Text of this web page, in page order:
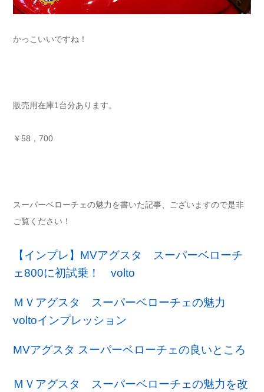
かっこいいですね！
販売用在庫1台分あります。
￥58，700
スーパーベローチェの魅力を書いた記事、ございますので是非
ご覧ください！
【インプレ】MVアグスタ スーパーベローチ
ェ800に初試乗！ volto
ＭＶアグスタ スーパーベローチェの魅力
voltoインプレッション
MVアグスタ スーパーベローチェの良いところ
ＭＶアグスタ スーパーベローチェの魅力を改